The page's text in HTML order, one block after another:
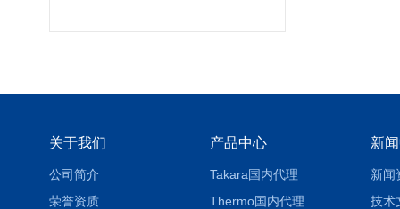
关于我们
公司简介
荣誉资质
产品中心
Takara国内代理
Thermo国内代理
新
新闻
技术